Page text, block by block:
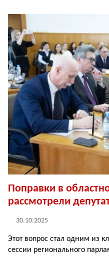
Поправки в
рассмотрели
30.10.2025
Этот вопрос стал одним из
сессии регионального